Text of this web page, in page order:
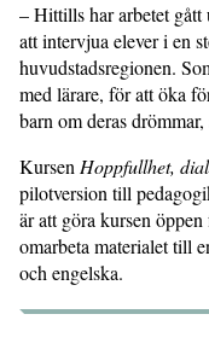
– Hittills har arbetet gått
att intervjua elever i en
huvudstadsregionen.
med lärare, för att öka
barn om deras
Kursen Hoppfullhet,
pilotversion till
är att göra kursen
omarbeta materialet till
och engelska.